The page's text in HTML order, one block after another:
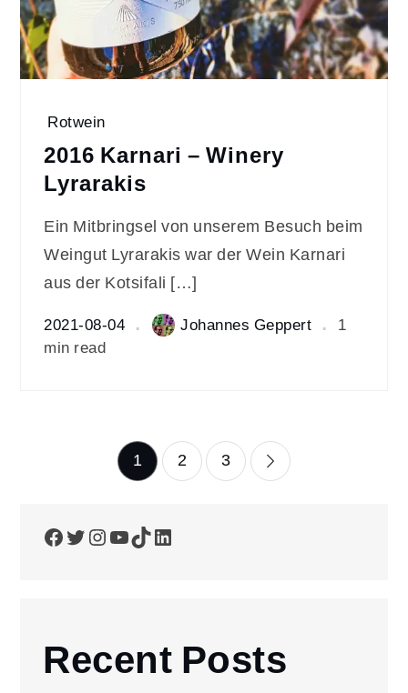
Rotwein
2016 Karnari – Winery
Lyrarakis
Ein Mitbringsel von unserem Besuch beim
Weingut Lyrarakis war der Wein Karnari
aus der Kotsifali […]
2021-08-04 Johannes Geppert
1
min read
Beiträge
1 2 3
Facebook
Twitter
Instagram
YouTube
TikTokLinkedIn
Recent Posts